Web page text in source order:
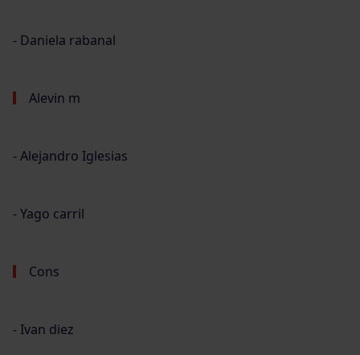
⁃ Daniela rabanal
Alevin m
⁃ Alejandro Iglesias
⁃ Yago carril
Cons
⁃ Ivan diez